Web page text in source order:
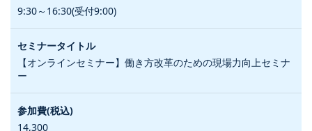
9:30～16:30(受付9:00)
【オンラインセミナー】働き方改革のための現場力向上セミナ
ー
14,300